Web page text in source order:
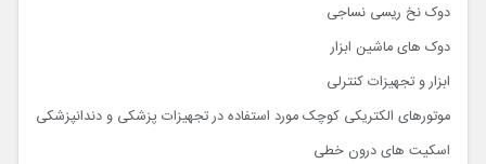
دوک نخ ریسی نساجی
دوک های ماشین ابزار
ابزار و تجهیزات کنترلی
موتورهای الکتریکی کوچک مورد استفاده در تجهیزات پزشکی و دندانپزشکی
اسکیت های درون خطی